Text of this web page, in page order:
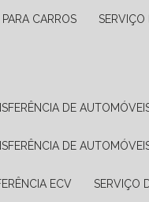
CARROS
DE
DE
ECV